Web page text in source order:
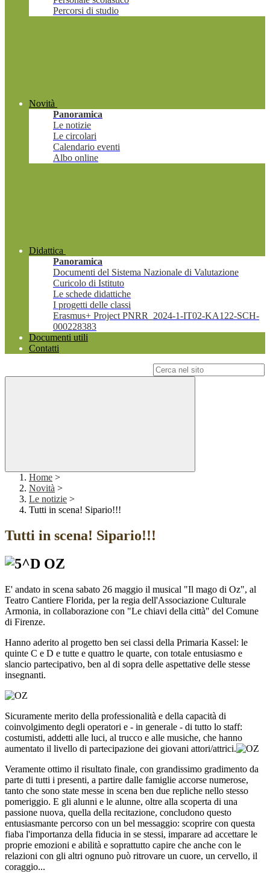
Percorsi di studio
Novità
Panoramica
Le notizie
Le circolari
Calendario eventi
Albo online
Didattica
Panoramica
Documenti del Sistema Nazionale di Valutazione
Curicolo di Istituto
Le schede didattiche
I progetti delle classi
Erasmus+ Project PNRR_2024-1-IT02-KA122-SCH-
000228383
Documenti utili
Contatti
Home >
Novità >
Le notizie >
Tutti in scena! Sipario!!!
Tutti in scena! Sipario!!!
E' andato in scena sabato 26 maggio il musical "Il mago di Oz", al
Teatro Cantiere Florida, per la regia dell'Associazione Culturale
Armonia, in collaborazione con "Le chiavi della città" del Comune
di Firenze.
Hanno aderito al progetto ben sei classi della Primaria Kassel: le
quinte C e D e tutte e quattro le quarte, con totale entusiasmo e
slancio partecipativo, ben al di sopra delle aspettative delle stesse
insegnanti.
Sicuramente merito della professionalità e della capacità di
coinvolgimento degli operatori e - in generale - di tutto lo staff:
costumisti, addetti alle luci, al trucco e alle musiche, che hanno
aumentato il livello di partecipazione dei giovani attori/attrici.
Veramente ottimo il risultato finale, con grandissimo gradimento da
parte di tutti i presenti, a partire dalle famiglie accorse numerose,
tanto che sono state messe in scena ben due repliche nello stesso
pomeriggio. E gli alunni e le alunne, oltre alla scoperta di una
passione nuova, quella della recitazione, concludono questo
entusiasmante percorso con un bel messaggio: scoprire con questa
fiaba l'importanza della fiducia in se stessi, imparare ad accettare le
proprie emozioni e abilità e soprattutto capire che anche con le
relazioni con gli altri ognuno può ritrovare un cuore, un cervello, il
coraggio...